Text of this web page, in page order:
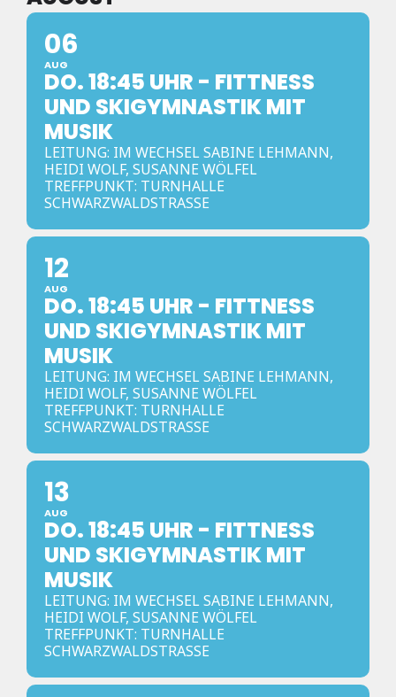
06
AUG
DO. 18:45 UHR - FITTNESS
UND SKIGYMNASTIK MIT
MUSIK
LEITUNG: IM WECHSEL SABINE LEHMANN,
HEIDI WOLF, SUSANNE WÖLFEL
TREFFPUNKT: TURNHALLE
SCHWARZWALDSTRASSE
12
AUG
DO. 18:45 UHR - FITTNESS
UND SKIGYMNASTIK MIT
MUSIK
LEITUNG: IM WECHSEL SABINE LEHMANN,
HEIDI WOLF, SUSANNE WÖLFEL
TREFFPUNKT: TURNHALLE
SCHWARZWALDSTRASSE
13
AUG
DO. 18:45 UHR - FITTNESS
UND SKIGYMNASTIK MIT
MUSIK
LEITUNG: IM WECHSEL SABINE LEHMANN,
HEIDI WOLF, SUSANNE WÖLFEL
TREFFPUNKT: TURNHALLE
SCHWARZWALDSTRASSE